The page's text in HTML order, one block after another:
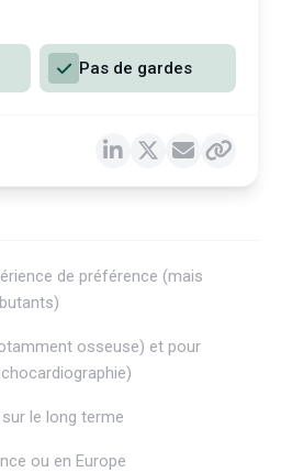
de préférence (mais
osseuse) et pour
le long terme
ou en Europe
Pas de gardes